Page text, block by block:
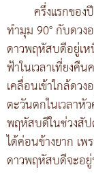
ครึ่งแรกขอ
ทำมุม 90° กับดว
ดาวพฤหัสบดีอยู่เ
ฟ้าในเวลาเที่ยงคื
เคลื่อนเข้าใกล้ด
ตะวันตกในเวลาหั
พฤหัสบดีในช่วงสั
ได้ค่อนข้างยาก เ
ดาวพฤหัสบดีจะอ